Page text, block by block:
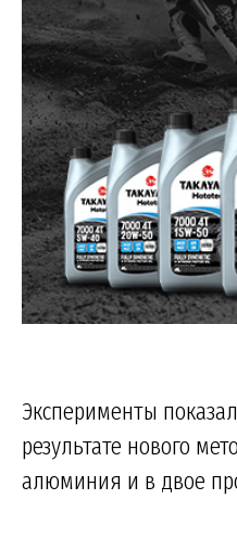
Эксперименты
результате нового
алюминия и в двое